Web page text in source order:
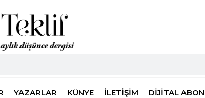
YAZARLAR KÜNYE İLETIŞIM DIJITAL